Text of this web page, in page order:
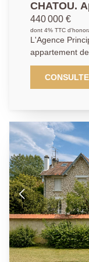
CHATOU.
440 000 €
dont 4% TTC
L'Agence
appartement
immédiate de la
moins de 5
accès au RER
dégagement
un balcon de
équipée
désire, ainsi
salle d'eau et
sous-sol et une
emplacement
les
agréable.